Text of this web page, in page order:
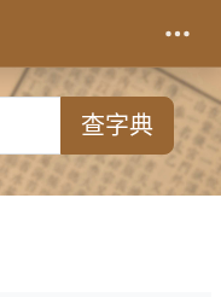
查字典